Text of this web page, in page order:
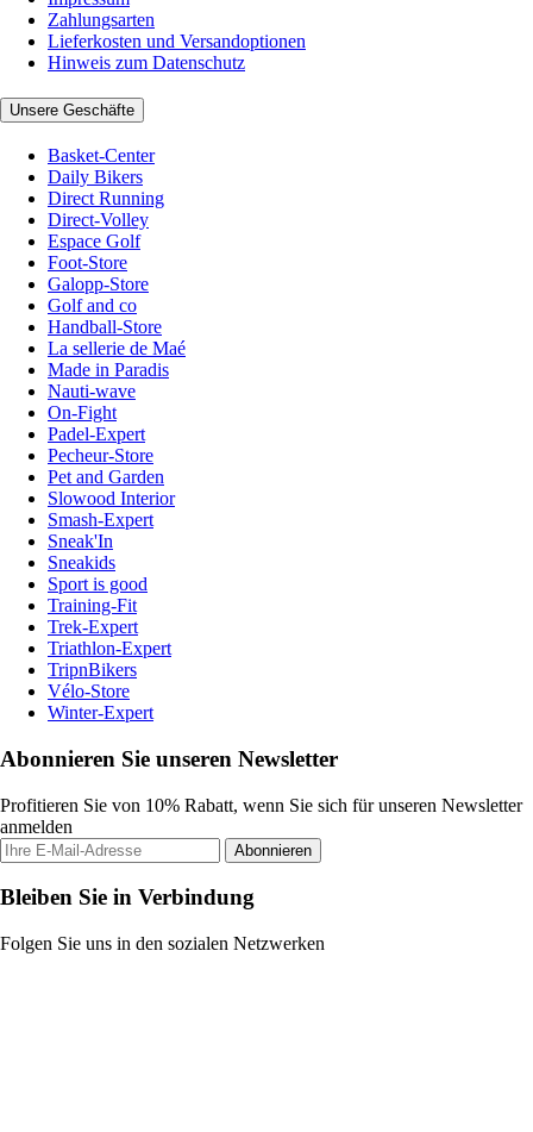
Zahlungsarten
Lieferkosten und Versandoptionen
Hinweis zum Datenschutz
Unsere Geschäfte
Basket-Center
Daily Bikers
Direct Running
Direct-Volley
Espace Golf
Foot-Store
Galopp-Store
Golf and co
Handball-Store
La sellerie de Maé
Made in Paradis
Nauti-wave
On-Fight
Padel-Expert
Pecheur-Store
Pet and Garden
Slowood Interior
Smash-Expert
Sneak'In
Sneakids
Sport is good
Training-Fit
Trek-Expert
Triathlon-Expert
TripnBikers
Vélo-Store
Winter-Expert
Abonnieren Sie unseren Newsletter
Profitieren Sie von 10% Rabatt, wenn Sie sich für unseren Newsletter
anmelden
Abonnieren
Bleiben Sie in Verbindung
Folgen Sie uns in den sozialen Netzwerken